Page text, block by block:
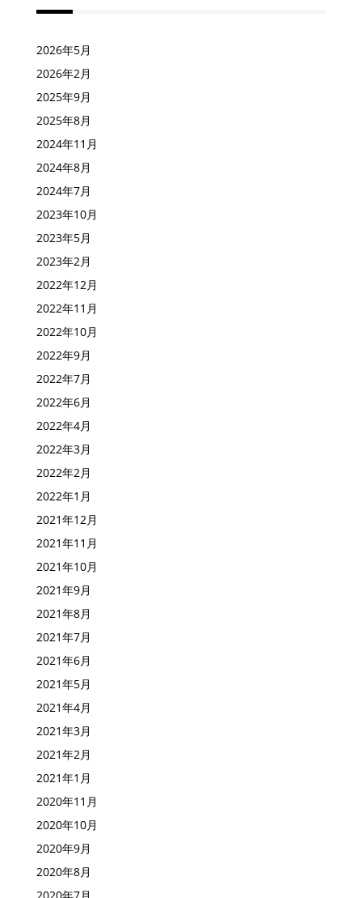
2026年5月
2026年2月
2025年9月
2025年8月
2024年11月
2024年8月
2024年7月
2023年10月
2023年5月
2023年2月
2022年12月
2022年11月
2022年10月
2022年9月
2022年7月
2022年6月
2022年4月
2022年3月
2022年2月
2022年1月
2021年12月
2021年11月
2021年10月
2021年9月
2021年8月
2021年7月
2021年6月
2021年5月
2021年4月
2021年3月
2021年2月
2021年1月
2020年11月
2020年10月
2020年9月
2020年8月